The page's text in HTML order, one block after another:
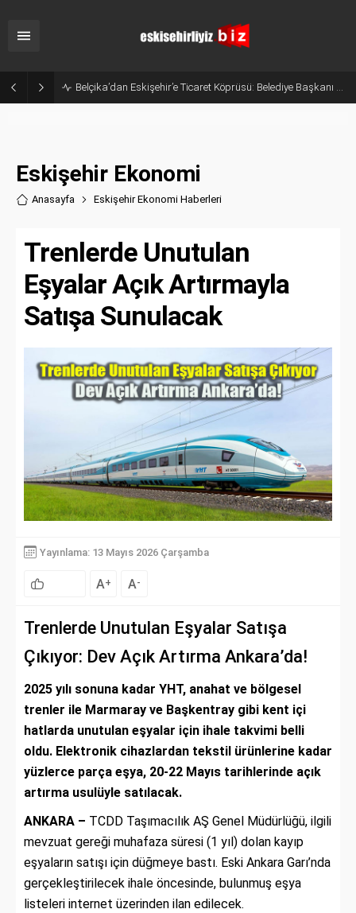
Belçika’dan Eskişehir’e Ticaret Köprüsü: Belediye Başkanı Emir Kır MÜSİAD’ı Ziyaret Etti
Eskişehir Ekonomi
Anasayfa Eskişehir Ekonomi Haberleri
Trenlerde Unutulan
Eşyalar Açık Artırmayla
Satışa Sunulacak
Yayınlama: 13 Mayıs 2026 Çarşamba
A+ A-
Trenlerde Unutulan Eşyalar Satışa
Çıkıyor: Dev Açık Artırma Ankara’da!
2025 yılı sonuna kadar YHT, anahat ve bölgesel
trenler ile Marmaray ve Başkentray gibi kent içi
hatlarda unutulan eşyalar için ihale takvimi belli
oldu. Elektronik cihazlardan tekstil ürünlerine kadar
yüzlerce parça eşya, 20-22 Mayıs tarihlerinde açık
artırma usulüyle satılacak.
ANKARA – TCDD Taşımacılık AŞ Genel Müdürlüğü, ilgili
mevzuat gereği muhafaza süresi (1 yıl) dolan kayıp
eşyaların satışı için düğmeye bastı. Eski Ankara Garı’nda
gerçekleştirilecek ihale öncesinde, bulunmuş eşya
listeleri internet üzerinden ilan edilecek.